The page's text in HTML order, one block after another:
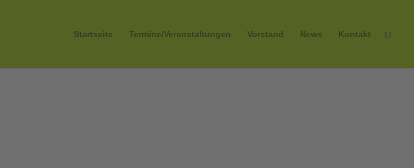
Startseite Termine/Veranstaltungen Vorstand News Kontakt